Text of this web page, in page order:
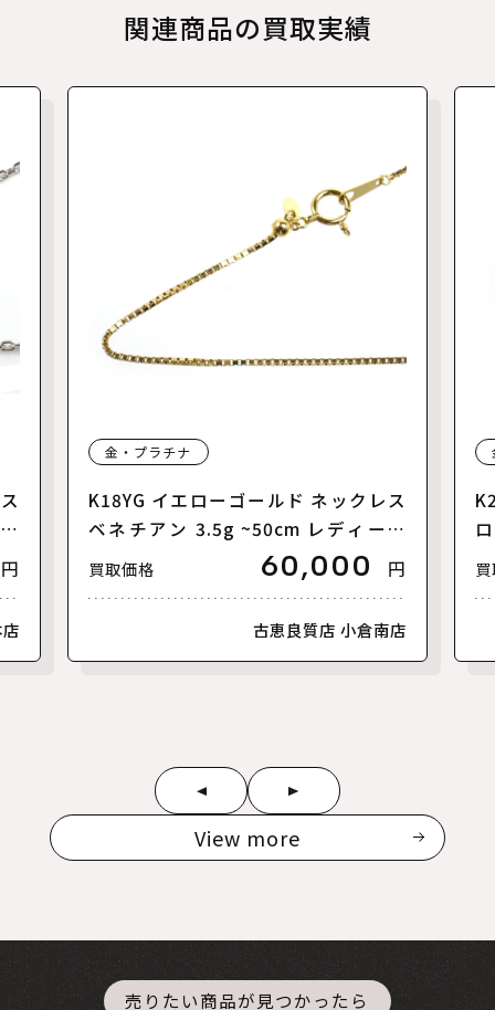
関連商品の買取実績
円
金・プラチナ
K18YG イエローゴールド ネックレス
ベネチアン 3.5g ~50cm レディース
【中古】
買取価格 60,000 円
古恵良質店 小倉南店
View more
売りたい商品が見つかったら